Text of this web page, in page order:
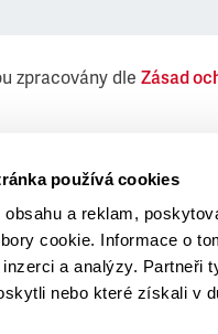
používá cookies
obsahu a reklam,
cookie. Informace o
a analýzy. Partneři
nebo které získali v
zpracovány dle Zásad